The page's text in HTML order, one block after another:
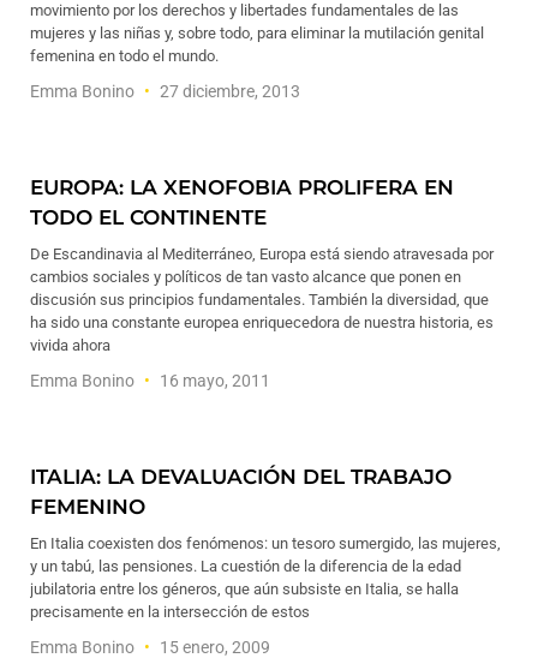
movimiento por los derechos y libertades fundamentales de las
mujeres y las niñas y, sobre todo, para eliminar la mutilación genital
femenina en todo el mundo.
Emma Bonino 27 diciembre, 2013
EUROPA: LA XENOFOBIA PROLIFERA EN
TODO EL CONTINENTE
De Escandinavia al Mediterráneo, Europa está siendo atravesada por
cambios sociales y políticos de tan vasto alcance que ponen en
discusión sus principios fundamentales. También la diversidad, que
ha sido una constante europea enriquecedora de nuestra historia, es
vivida ahora
Emma Bonino 16 mayo, 2011
ITALIA: LA DEVALUACIÓN DEL TRABAJO
FEMENINO
En Italia coexisten dos fenómenos: un tesoro sumergido, las mujeres,
y un tabú, las pensiones. La cuestión de la diferencia de la edad
jubilatoria entre los géneros, que aún subsiste en Italia, se halla
precisamente en la intersección de estos
Emma Bonino 15 enero, 2009